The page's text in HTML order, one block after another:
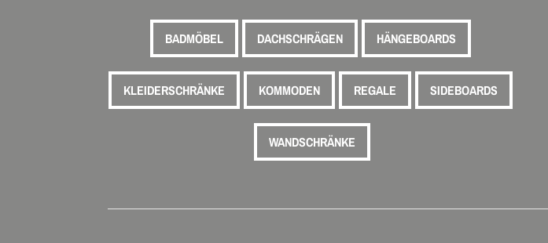
BADMÖBEL DACHSCHRÄGEN HÄNGEBOARDS
KLEIDERSCHRÄNKE KOMMODEN REGALE SIDEBOARDS
WANDSCHRÄNKE